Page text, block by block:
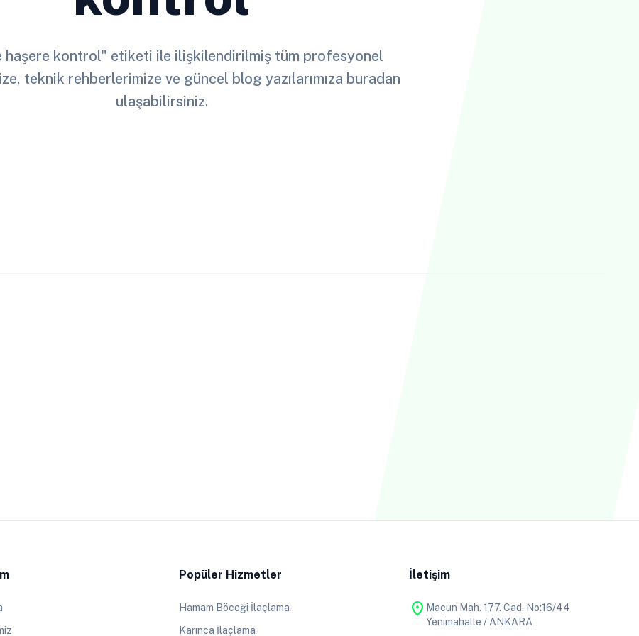
haşere kontrol" etiketi ile ilişkilendirilmiş tüm profesyonel
teknik rehberlerimize ve güncel blog yazılarımıza buradan
ulaşabilirsiniz.
Popüler Hizmetler
Hamam Böceği İlaçlama
Karınca İlaçlama
İletişim
location_on Macun Mah. 177. Cad. No:16/44
Yenimahalle / ANKARA